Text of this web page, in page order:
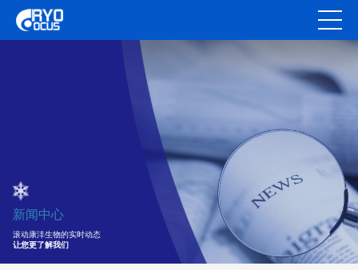
新闻中心
滚动康沣生物的实时动态
让您更了解我们